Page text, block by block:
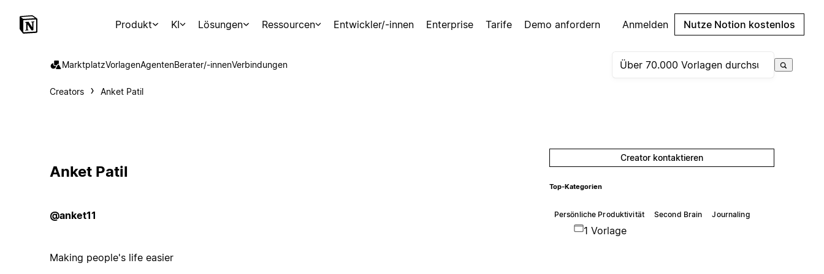
Produkt KI Lösungen Ressourcen Entwickler/-innen Enterprise Tarife Demo anfordern Anmelden Nutze Notion kostenlos
MarktplatzVorlagenAgentenBerater/-innenVerbindungen
Creators Anket Patil
Anket Patil
@anket11
Making people's life easier
Creator kontaktieren
Top-Kategorien
Persönliche Produktivität Second Brain Journaling
1 Vorlage